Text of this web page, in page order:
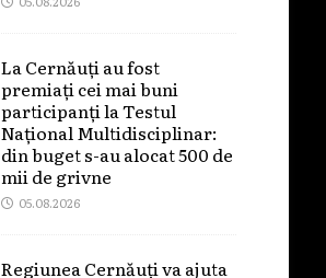
La Cernăuți au fost
premiați cei mai buni
participanți la Testul
Național Multidisciplinar:
din buget s-au alocat 500 de
mii de grivne
05.08.2026
Regiunea Cernăuți va ajuta